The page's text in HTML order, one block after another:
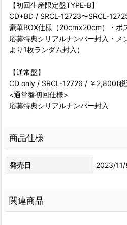
【初回生産限定盤TYPE-B】
CD+BD / SRCL-12723〜SRCL-
豪華BOX仕様（20cm×20cm）・ポ
応募特典シリアルナンバー封入・
より1枚ランダム封入）
【通常盤】
CD only / SRCL-12726 / ￥2,800(税
<通常盤初回仕様>
応募特典シリアルナンバー封入
商品仕様
発売日 2023/11/
関連商品